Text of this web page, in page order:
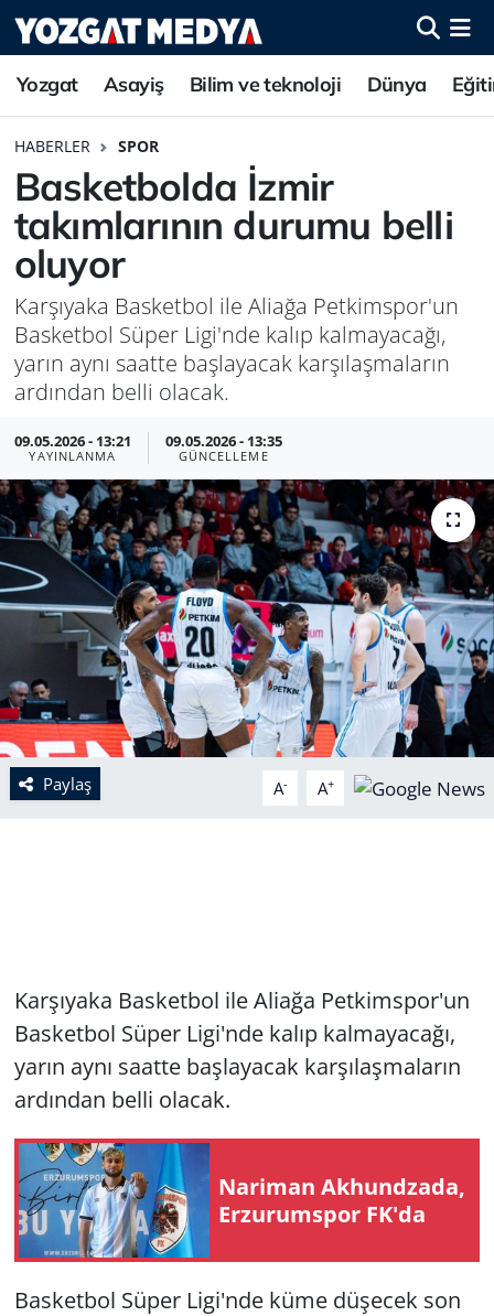
Yozgat Asayiş Bilim ve teknoloji Dünya
HABERLER SPOR
Basketbolda İzmir
takımlarının durumu belli
oluyor
Karşıyaka Basketbol ile Aliağa Petkimspor'un
Basketbol Süper Ligi'nde kalıp kalmayacağı,
yarın aynı saatte başlayacak karşılaşmaların
ardından belli olacak.
09.05.2026 - 13:21
YAYINLANMA
09.05.2026 - 13:35
GÜNCELLEME
Paylaş A- A+
Karşıyaka Basketbol ile Aliağa Petkimspor'un
Basketbol Süper Ligi'nde kalıp kalmayacağı,
yarın aynı saatte başlayacak karşılaşmaların
ardından belli olacak.
Nariman Akhundzada,
Erzurumspor FK'da
Basketbol Süper Ligi'nde küme düşecek son